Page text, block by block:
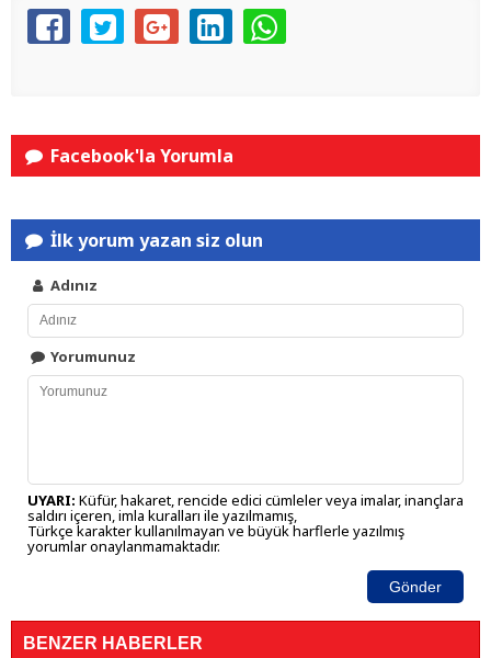
Facebook'la Yorumla
İlk yorum yazan siz olun
Adınız
Yorumunuz
UYARI: Küfür, hakaret, rencide edici cümleler veya imalar, inançlara
saldırı içeren, imla kuralları ile yazılmamış,
Türkçe karakter kullanılmayan ve büyük harflerle yazılmış
yorumlar onaylanmamaktadır.
Gönder
BENZER HABERLER